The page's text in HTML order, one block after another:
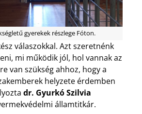
gyerekek részlege Fóton.
válaszokkal. Azt szeretnénk
mi működik jól, hol vannak az
van szükség ahhoz, hogy a
helyzete érdemben
dr. Gyurkó Szilvia
államtitkár.